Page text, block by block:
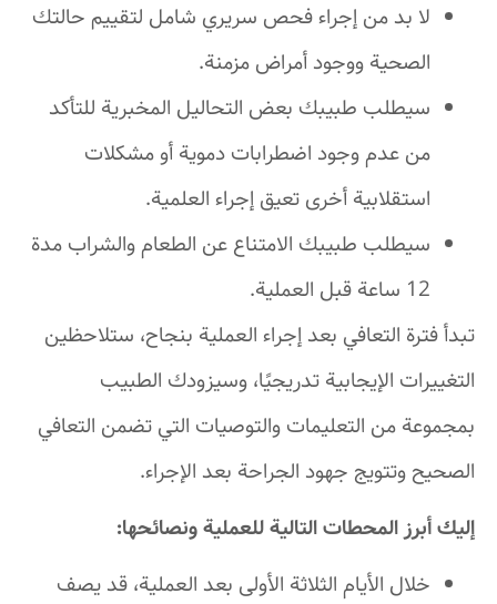
لا بد من إجراء فحص سريري شامل لتقييم حالتك
الصحية ووجود أمراض مزمنة.
سيطلب طبيبك بعض التحاليل المخبرية للتأكد
من عدم وجود اضطرابات دموية أو مشكلات
استقلابية أخرى تعيق إجراء العلمية.
سيطلب طبيبك الامتناع عن الطعام والشراب مدة
12 ساعة قبل العملية.
تبدأ فترة التعافي بعد إجراء العملية بنجاح، ستلاحظين
التغييرات الإيجابية تدريجيًا، وسيزودك الطبيب
بمجموعة من التعليمات والتوصيات التي تضمن التعافي
الصحيح وتتويج جهود الجراحة بعد الإجراء.
إليك أبرز المحطات التالية للعملية ونصائحها:
خلال الأيام الثلاثة الأولى بعد العملية، قد يصف